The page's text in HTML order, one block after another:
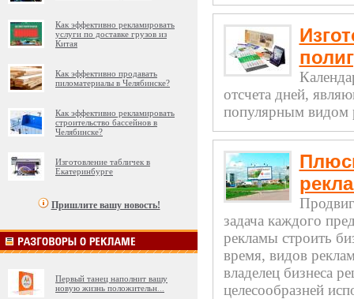
Как эффективно рекламировать
услуги по доставке грузов из
Китая
Как эффективно продавать
пиломатериалы в Челябинске?
Как эффективно рекламировать
строительство бассейнов в
Челябинске?
Изготовление табличек в
Екатеринбурге
Пришлите вашу новость!
Первый танец наполнит вашу
новую жизнь положительн
отсчета дней,
популярным видом
задача каждого
рекламы строить
время, видов
владелец бизнеса
целесообразней